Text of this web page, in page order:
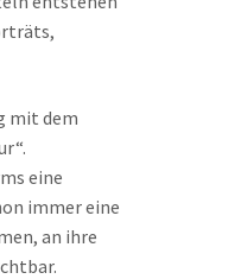
mit dem
eine
immer eine
an ihre